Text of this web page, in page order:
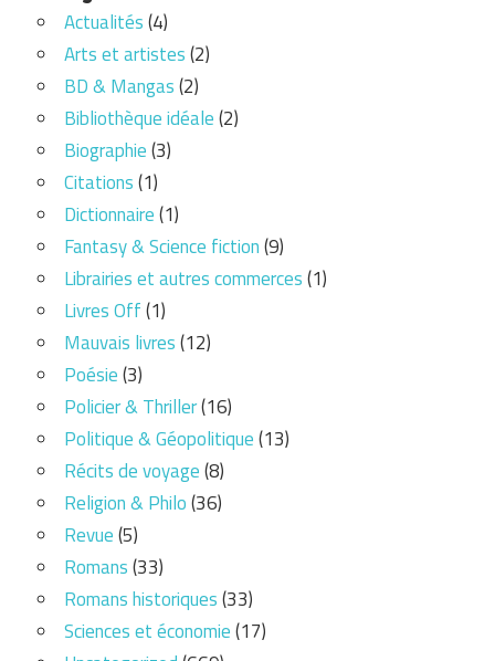
Actualités(4)
Arts et artistes(2)
BD & Mangas(2)
Bibliothèque idéale(2)
Biographie(3)
Citations(1)
Dictionnaire(1)
Fantasy & Science fiction(9)
Librairies et autres commerces(1)
Livres Off(1)
Mauvais livres(12)
Poésie(3)
Policier & Thriller(16)
Politique & Géopolitique(13)
Récits de voyage(8)
Religion & Philo(36)
Revue(5)
Romans(33)
Romans historiques(33)
Sciences et économie(17)